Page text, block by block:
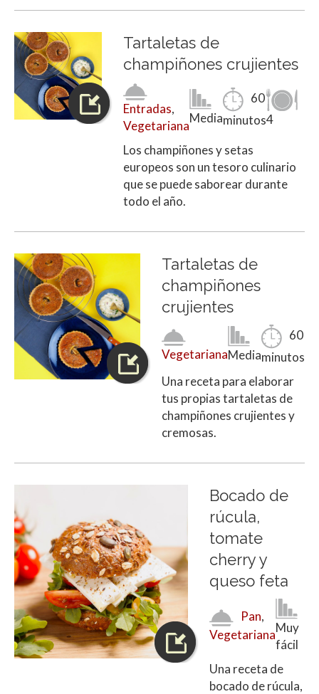
Tartaletas de
champiñones crujientes
Entradas,
Vegetariana
Media
60
minutos4
Los champiñones y setas
europeos son un tesoro culinario
que se puede saborear durante
todo el año.
Tartaletas de
champiñones
crujientes
VegetarianaMedia
60
minutos
Una receta para elaborar
tus propias tartaletas de
champiñones crujientes y
cremosas.
Bocado de
rúcula,
tomate
cherry y
queso feta
Pan,
VegetarianaMuy
fácil
Una receta de
bocado de rúcula,